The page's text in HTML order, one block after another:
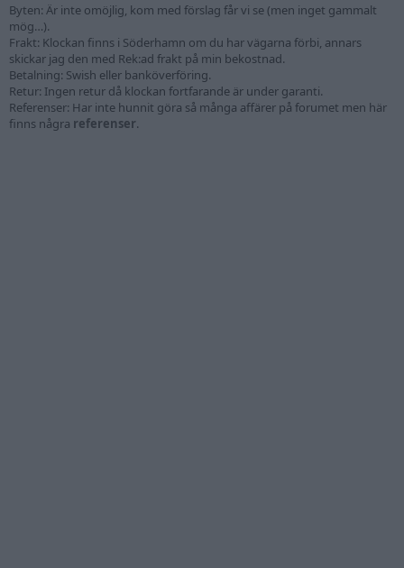
Byten: Är inte omöjlig, kom med förslag får vi se (men inget gammalt
mög…).
Frakt: Klockan finns i Söderhamn om du har vägarna förbi, annars
skickar jag den med Rek:ad frakt på min bekostnad.
Betalning: Swish eller banköverföring.
Retur: Ingen retur då klockan fortfarande är under garanti.
Referenser: Har inte hunnit göra så många affärer på forumet men här
finns några referenser.